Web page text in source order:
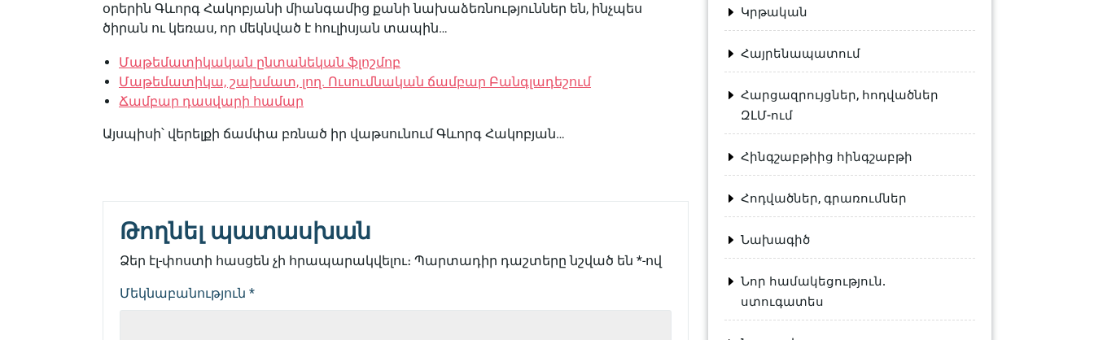
օրերին Գևորգ Հակոբյանի միանգամից քանի նախաձեռնություններ են, ինչպես
ծիրան ու կեռաս, որ մեկնված է հուլիսյան տապին…
Մաթեմատիկական ընտանեկան ֆլոշմոբ
Մաթեմատիկա, շախմատ, լող. Ուսումնական ճամբար Բանգլադեշում
Ճամբար դասվարի համար
Այսպիսի՝ վերելքի ճամփա բռնած իր վաթսունում Գևորգ Հակոբյան…
Թողնել պատասխան
Ձեր էլ-փոստի հասցեն չի հրապարակվելու։ Պարտադիր դաշտերը նշված են *-ով
Մեկնաբանություն *
Կրթական
Հայրենապատում
Հարցազրույցներ, հոդվածներ
ԶԼՄ-ում
Հինգշաբթիից հինգշաբթի
Հոդվածներ, գրառումներ
Նախագիծ
Նոր համակեցություն.
ստուգատես